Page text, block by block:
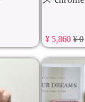
¥ 5,860¥ 0